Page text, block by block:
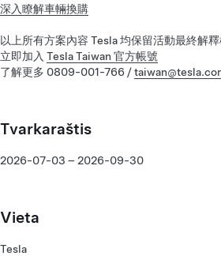
深入瞭解車輛換購
以上所有方案內容 Tesla 均保留活動最終解
立即加入 Tesla Taiwan 官方帳號
了解更多 0809-001-766 /
Tvarkaraštis
2026-07-03 – 2026-09-30
Vieta
Tesla